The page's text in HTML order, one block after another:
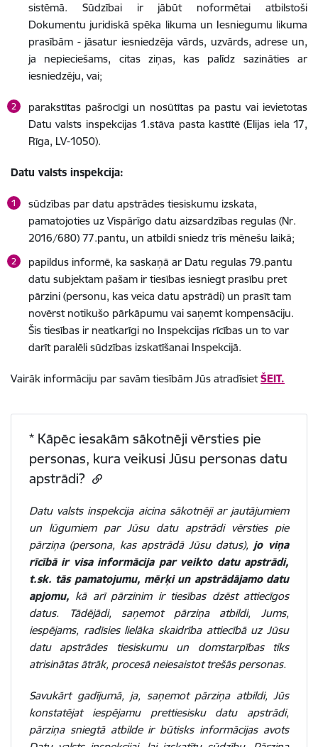
sistēmā. Sūdzībai ir jābūt noformētai atbilstoši
Dokumentu juridiskā spēka likuma un Iesniegumu likuma
prasībām - jāsatur iesniedzēja vārds, uzvārds, adrese un,
ja nepieciešams, citas ziņas, kas palīdz sazināties ar
iesniedzēju, vai;
parakstītas pašrocīgi un nosūtītas pa pastu vai ievietotas
Datu valsts inspekcijas 1.stāva pasta kastītē (Elijas iela 17,
Rīga, LV-1050).
Datu valsts inspekcija:
sūdzības par datu apstrādes tiesiskumu izskata,
pamatojoties uz Vispārīgo datu aizsardzības regulas (Nr.
2016/680) 77.pantu, un atbildi sniedz trīs mēnešu laikā;
papildus informē, ka saskaņā ar Datu regulas 79.pantu
datu subjektam pašam ir tiesības iesniegt prasību pret
pārzini (personu, kas veica datu apstrādi) un prasīt tam
novērst notikušo pārkāpumu vai saņemt kompensāciju.
Šis tiesības ir neatkarīgi no Inspekcijas rīcības un to var
darīt paralēli sūdzības izskatīšanai Inspekcijā.
Vairāk informāciju par savām tiesībām Jūs atradīsietŠEIT.
* Kāpēc iesakām sākotnēji vērsties pie
personas, kura veikusi Jūsu personas datu
apstrādi?
Datu valsts inspekcija aicina sākotnēji ar jautājumiem
un lūgumiem par Jūsu datu apstrādi vērsties pie
pārziņa (persona, kas apstrādā Jūsu datus), jo viņa
rīcībā ir visa informācija par veikto datu apstrādi,
t.sk. tās pamatojumu, mērķi un apstrādājamo datu
apjomu, kā arī pārzinim ir tiesības dzēst attiecīgos
datus. Tādējādi, saņemot pārziņa atbildi, Jums,
iespējams, radīsies lielāka skaidrība attiecībā uz Jūsu
datu apstrādes tiesiskumu un domstarpības tiks
atrisinātas ātrāk, procesā neiesaistot trešās personas.
Savukārt gadījumā, ja, saņemot pārziņa atbildi, Jūs
konstatējat iespējamu prettiesisku datu apstrādi,
pārziņa sniegtā atbilde ir būtisks informācijas avots